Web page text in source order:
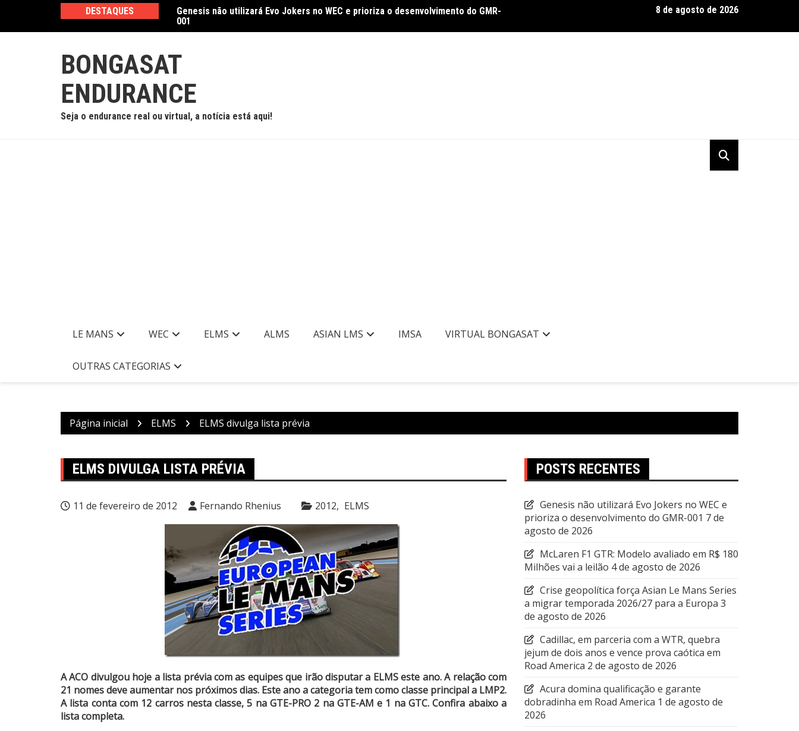
o
DESTAQUES
Genesis não utilizará Evo Jokers no WEC e prioriza o desenvolvimento do GMR-
001
Crise geopolítica força Asian Le Mans Series a migrar temporada 2026/27 para a
Europa
Cadillac, em parceria com a WTR, quebra jejum de dois anos e vence
8 de agosto de 2026
BONGASAT
ENDURANCE
Seja o endurance real ou virtual, a notícia está aqui!
LE MANS WEC ELMS ALMS ASIAN LMS IMSA VIRTUAL BONGASAT
OUTRAS CATEGORIAS
Página inicial ELMS ELMS divulga lista prévia
ELMS DIVULGA LISTA PRÉVIA
11 de fevereiro de 2012 Fernando Rhenius 2012 ELMS
A ACO divulgou hoje a lista prévia com as equipes que irão disputar a ELMS este ano. A relação com
21 nomes deve aumentar nos próximos dias. Este ano a categoria tem como classe principal a LMP2.
A lista conta com 12 carros nesta classe, 5 na GTE-PRO 2 na GTE-AM e 1 na GTC. Confira abaixo a
lista completa.
POSTS RECENTES
Genesis não utilizará Evo Jokers no WEC e
prioriza o desenvolvimento do GMR-001 7 de
agosto de 2026
McLaren F1 GTR: Modelo avaliado em R$ 180
Milhões vai a leilão 4 de agosto de 2026
Crise geopolítica força Asian Le Mans Series
a migrar temporada 2026/27 para a Europa 3
de agosto de 2026
Cadillac, em parceria com a WTR, quebra
jejum de dois anos e vence prova caótica em
Road America 2 de agosto de 2026
Acura domina qualificação e garante
dobradinha em Road America 1 de agosto de
2026